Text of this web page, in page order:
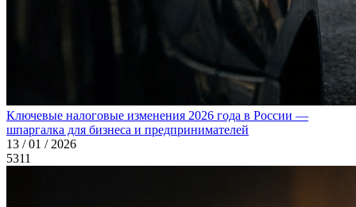
Ключевые налоговые изменения 2026 года в России —
шпаргалка для бизнеса и предпринимателей
13 / 01 / 2026
5311